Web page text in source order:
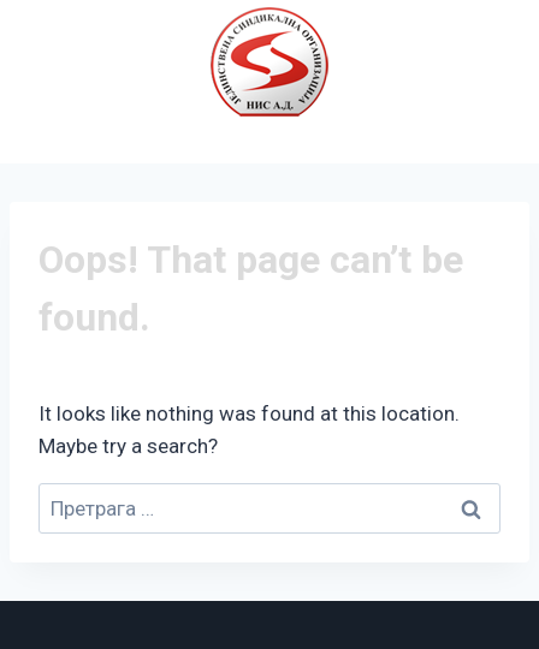
Oops! That page can’t be
found.
It looks like nothing was found at this location.
Maybe try a search?